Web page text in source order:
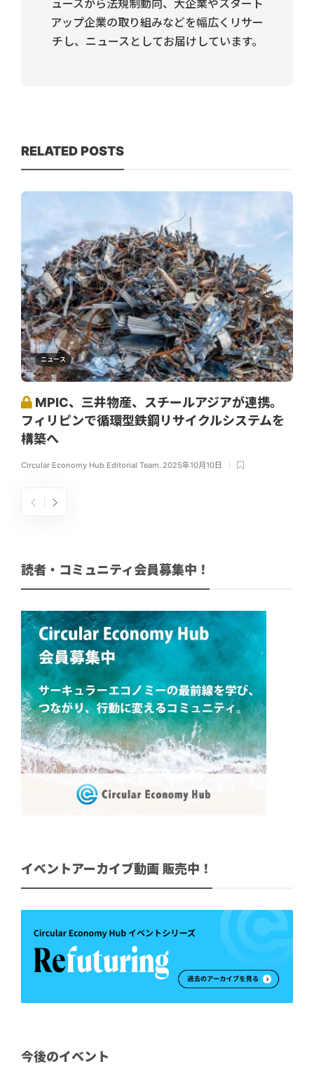
ュースから法規制動向、大企業やスタート
アップ企業の取り組みなどを幅広くリサー
チし、ニュースとしてお届けしています。
RELATED POSTS
ニュース
MPIC、三井物産、スチールアジアが連携。
フィリピンで循環型鉄鋼リサイクルシステムを
構築へ
Circular Economy Hub Editorial Team, 2025年10月10日
読者・コミュニティ会員募集中！
イベントアーカイブ動画 販売中！
今後のイベント